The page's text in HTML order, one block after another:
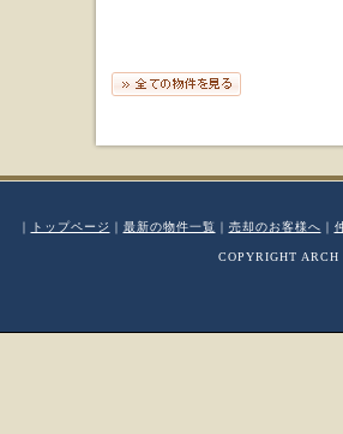
｜ トップページ ｜ 最新の物件一覧 ｜ 売却のお客様へ ｜
COPYRIGHT